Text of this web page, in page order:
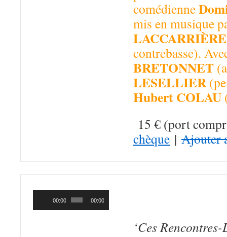
comédienne
mis en musique
LACCARRIÈRE
contrebasse).
BRETONNET
LESELLIER
Hubert COLAU
15 € (port
chèque | Ajouter
00:00 00:00
‘Ces Rencontres-